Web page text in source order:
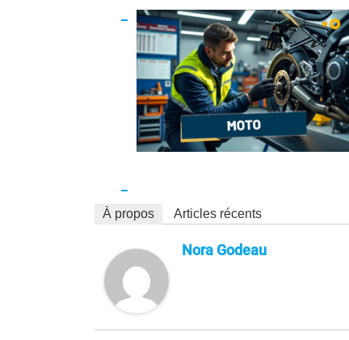
À propos Articles récents
Nora Godeau